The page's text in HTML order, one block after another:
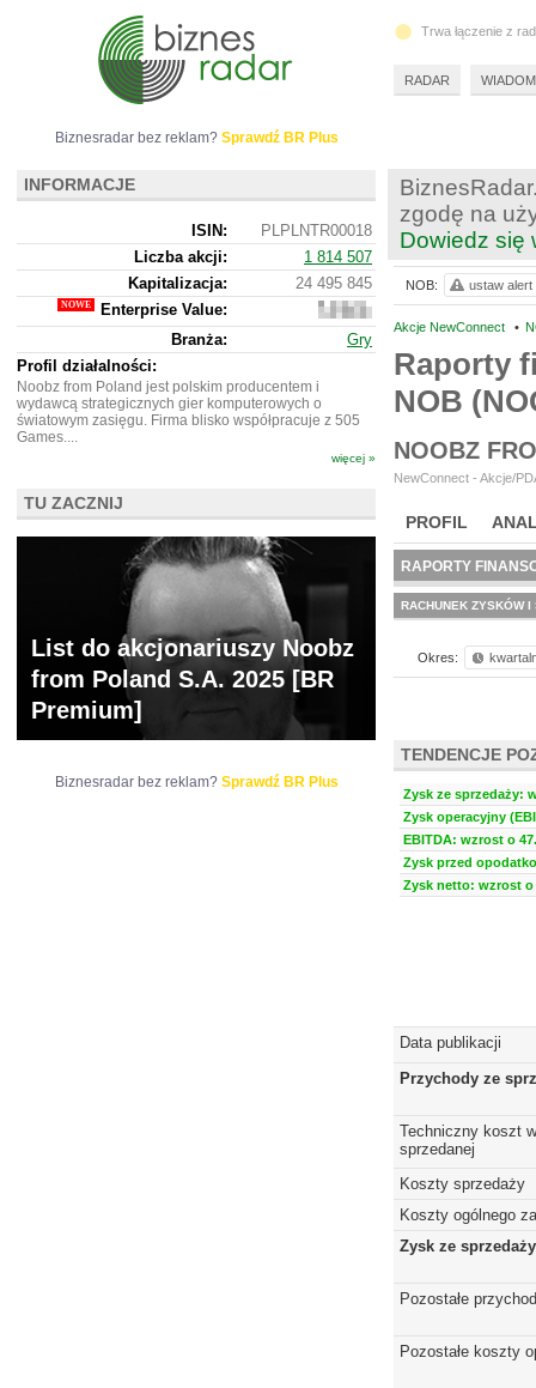
zgodę na
Dowiedz się
Akcje NewConnect •
Raporty
NOB
NOOBZ
NewConnect - Akcje/
PROFIL
BR LAB
RAPORTY
RACHUNEK ZYSKÓW I
Okres:
TENDENCJE
Zysk ze sprzedaży:
Zysk operacyjny
EBITDA: wzrost o
Zysk przed
Zysk netto: wzrost o
Data publikacji
Przychody ze
Techniczny koszt
sprzedanej
Koszty sprzedaży
Koszty ogólnego
Zysk ze sprzedaży
Pozostałe
Pozostałe koszty
NOB: ustaw alert
Biznesradar bez reklam? Sprawdź BR Plus
INFORMACJE
ISIN:
PLPLNTR00018
Liczba akcji:
1 814 507
Kapitalizacja:
24 495 845
Enterprise Value:
23
821
845
Branża:
Gry
Profil działalności:
Noobz from Poland jest polskim producentem i
wydawcą strategicznych gier komputerowych o
światowym zasięgu. Firma blisko współpracuje z 505
Games....
więcej »
TU ZACZNIJ
List do akcjonariuszy Noobz
from Poland S.A. 2025 [BR
Premium]
Biznesradar bez reklam? Sprawdź BR Plus
Trwa łączenie z
RADAR